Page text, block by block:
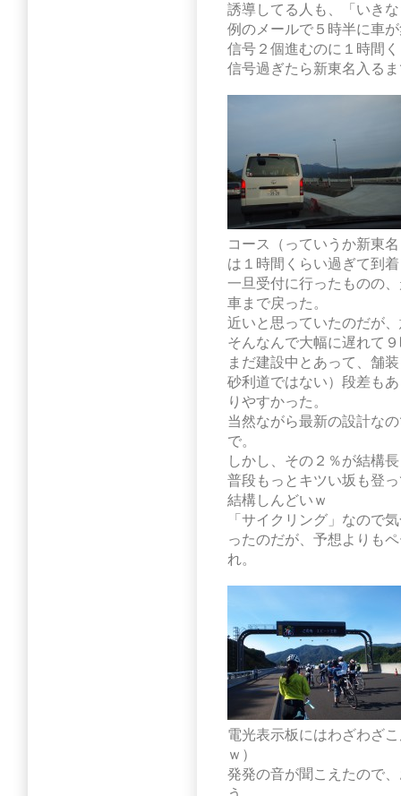
誘導してる人も、「いき
例のメールで５時半に車
信号２個進むのに１時間
信号過ぎたら新東名入る
コース（っていうか新東
は１時間くらい過ぎて到
一旦受付に行ったものの
車まで戻った。
近いと思っていたのだが
そんなんで大幅に遅れて
まだ建設中とあって、舗
砂利道ではない）段差も
りやすかった。
当然ながら最新の設計な
で。
しかし、その２％が結構
普段もっとキツい坂も登
結構しんどいｗ
「サイクリング」なので
ったのだが、予想よりも
れ。
電光表示板にはわざわざ
ｗ）
発発の音が聞こえたので